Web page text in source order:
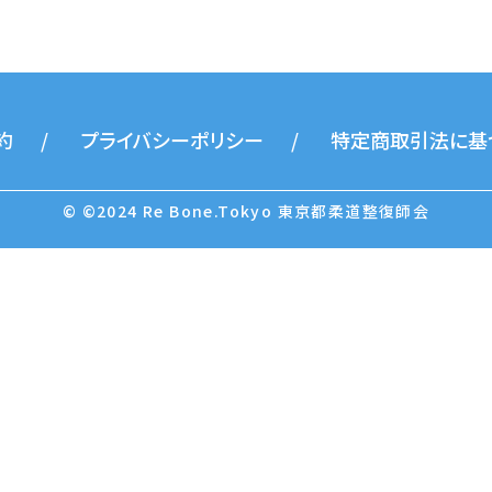
プライバシーポリシー 特定商取引法に基
© ©︎2024 Re Bone.Tokyo 東京都柔道整復師会